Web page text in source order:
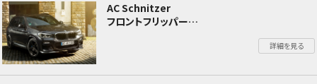
AC Schnitzer
フロントフリッパー
詳細を見る